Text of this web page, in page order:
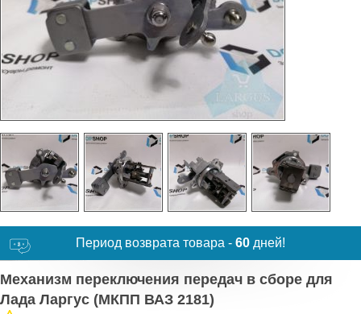
Период возврата товара - 60 дней!
Механизм переключения передач в сборе для
Лада Ларгус (МКПП ВАЗ 2181)